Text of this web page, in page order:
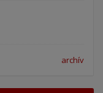
archív